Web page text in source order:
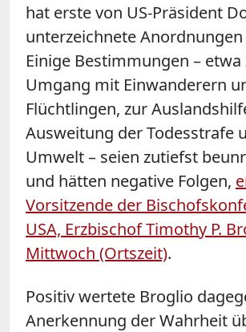
hat erste von US-Präsident
unterzeichnete
Einige Bestimmungen – etwa
Umgang mit Einwanderern
Flüchtlingen, zur
Ausweitung der Todesstrafe
Umwelt – seien zutiefst
und hätten negative Folgen,
Vorsitzende der
USA, Erzbischof Timothy P.
Mittwoch (Ortszeit).
Positiv wertete Broglio
Anerkennung der Wahrheit